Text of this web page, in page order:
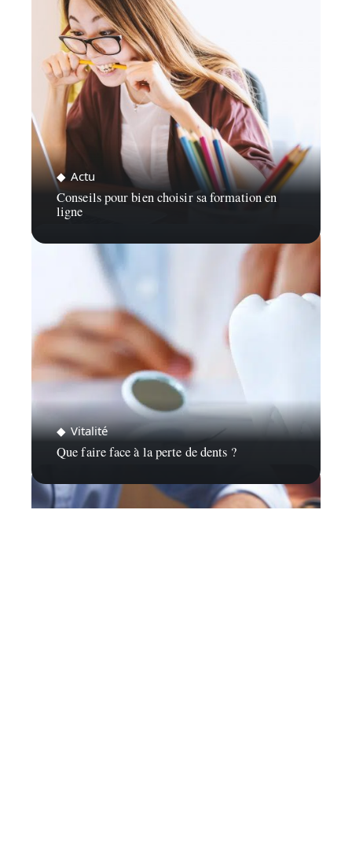
Actu
Conseils pour bien choisir sa formation en
ligne
Vitalité
Que faire face à la perte de dents ?